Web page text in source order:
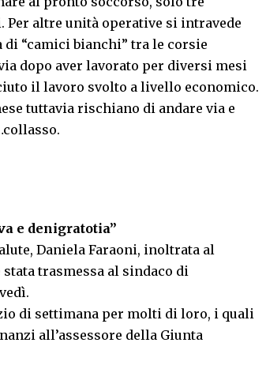
altre unità operative si intravede
“camici bianchi” tra le corsie
dopo aver lavorato per diversi mesi
il lavoro svolto a livello economico.
tuttavia rischiano di andare via e
e denigratotia”
Daniela Faraoni, inoltrata al
trasmessa al sindaco di
di settimana per molti di loro, i quali
all’assessore della Giunta